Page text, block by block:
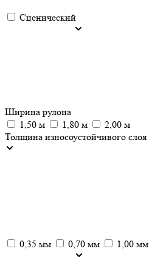
Сценический
Ширина рулона
1,50 м
1,80 м
2,00 м
Толщина износоустойчивого слоя
0,35 мм 0,70 мм 1,00 мм